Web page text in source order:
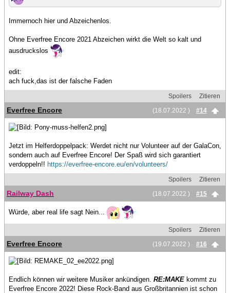
Immernoch hier und Abzeichenlos.
Ohne Everfree Encore 2021 Abzeichen wirkt die Welt so kalt und
ausdruckslos
edit:
ach fuck,das ist der falsche Faden
Spoilers
Zitieren
(18.07.2022 )
#14
Everfree Encore
Jetzt im Helferdoppelpack: Werdet nicht nur Volunteer auf der GalaCon,
sondern auch auf Everfree Encore! Der Spaß wird sich garantiert
verdoppeln!! https://everfree-encore.eu/en/volunteers/
Spoilers
Zitieren
(18.07.2022 )
#15
Railway Dash
Würde, aber real life sagt Nein...
Spoilers
Zitieren
(19.07.2022 )
#16
Everfree Encore
Endlich können wir weitere Musiker ankündigen. RE:MAKE kommt zu
Everfree Encore 2022! Diese Rock-Band aus Großbritannien ist schon